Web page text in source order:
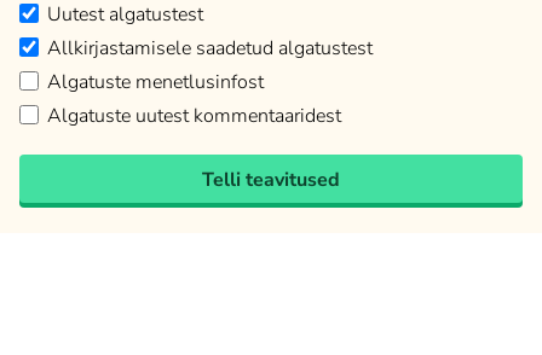
Uutest algatustest
Allkirjastamisele saadetud algatustest
Algatuste menetlusinfost
Algatuste uutest kommentaaridest
Telli teavitused